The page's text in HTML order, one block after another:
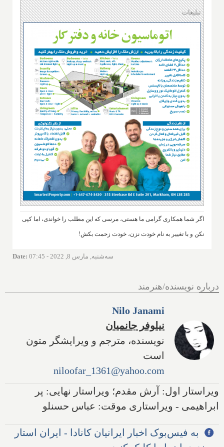
تبلیغات
اگر شما همکاری گرامی ما هستی، مرسی که این مطلب را خواندی، اما کپی
نکن و با تغییر به نام خودت نزن، خودت زحمت بکش!
Date: سه‌شنبه, مارس 8, 2022 - 07:45
درباره نویسنده/هنرمند
Nilo Janami
نیلوفر جانمیان
نویسنده، مترجم و ویرایشگر متون
است
niloofar_1361@yahoo.com
ویراستار اول: آرش مقدم؛ ویراستار نهایی: پر
ابراهیمی - ویراستاری موقت: عباس حسنلو
به فیس‌بوک اخبار ایرانیان کانادا - ایران استار